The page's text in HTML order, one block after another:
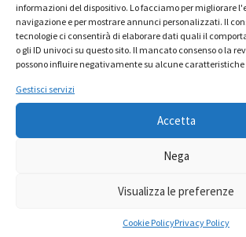
informazioni del dispositivo. Lo facciamo per migliorare
navigazione e per mostrare annunci personalizzati. Il
tecnologie ci consentirà di elaborare dati quali il
o gli ID univoci su questo sito. Il mancato consenso o la
possono influire negativamente su alcune caratteristiche
Gestisci servizi
Accetta
Nega
Visualizza le preferenze
Cookie PolicyPrivacy Policy
Curiosità Alimentari,Storie tradizioni e
Lettura 1 minuto
Dalla tavola dei pescatori
gourmet: la rinascita della